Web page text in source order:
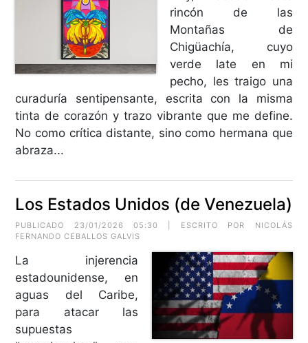
rincón de las
Montañas de
Chigüachía, cuyo
verde late en mi
pecho, les traigo una
curaduría sentipensante, escrita con la misma
tinta de corazón y trazo vibrante que me define.
No como crítica distante, sino como hermana que
abraza...
Los Estados Unidos (de Venezuela)
PUBLICADO 23/01/2026 05:30 | ESCRITO POR
NICOLÁS
FERNANDO CEBALLOS GALVIS
La injerencia
estadounidense, en
aguas del Caribe,
para atacar las
supuestas